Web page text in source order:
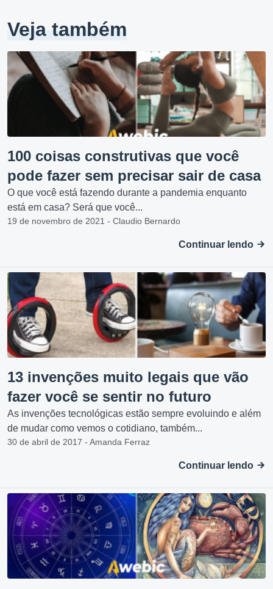
Veja também
100 coisas construtivas que você
pode fazer sem precisar sair de casa
O que você está fazendo durante a pandemia enquanto
está em casa? Será que você...
19 de novembro de 2021 - Claudio Bernardo
Continuar lendo
13 invenções muito legais que vão
fazer você se sentir no futuro
As invenções tecnológicas estão sempre evoluindo e além
de mudar como vemos o cotidiano, também...
30 de abril de 2017 - Amanda Ferraz
Continuar lendo